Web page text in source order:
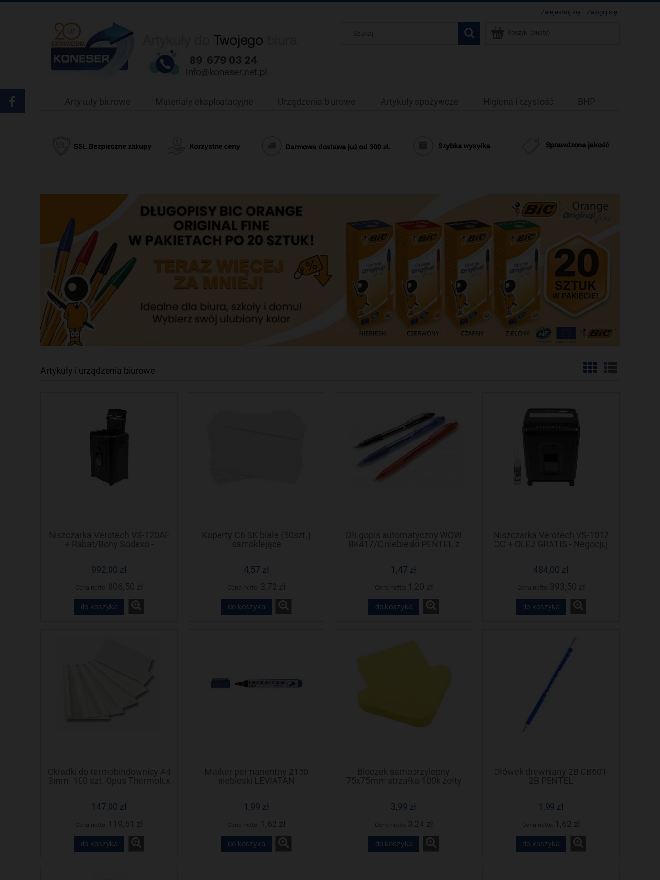
Zarejestruj się Zaloguj się
Koszyk: (pusty)
Artykuły biurowe Materiały eksploatacyjne Urządzenia biurowe Artykuły spożywcze Higiena i czystość BHP
Artykuły i urządzenia biurowe
Niszczarka Verotech VS-120AF
+ Rabat/Bony Sodexo -
992,00 zł
do koszyka
Koperty C6 SK białe (50szt.)
samoklejące
4,57 zł
do koszyka
Długopis automatyczny WOW
BK417/C niebieski PENTEL z
1,47 zł
do koszyka
Niszczarka Verotech VS-1012
CC + OLEJ GRATIS - Negocjuj
484,00 zł
do koszyka
Okładki do termobindownicy A4
3mm. 100 szt. Opus Thermolux
147,00 zł
do koszyka
Marker permanentny 2150
niebieski LEVIATAN
1,99 zł
do koszyka
Bloczek samoprzylepny
75x75mm strzałka 100k żołty
3,99 zł
do koszyka
Ołówek drewniany 2B CB60T-
2B PENTEL
1,99 zł
do koszyka